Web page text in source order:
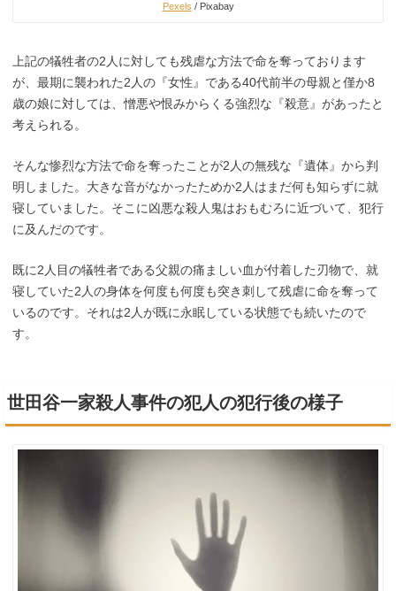
Pexels / Pixabay
上記の犠牲者の2人に対しても残虐な方法で命を奪っております
が、最期に襲われた2人の『女性』である40代前半の母親と僅か8
歳の娘に対しては、憎悪や恨みからくる強烈な『殺意』があったと
考えられる。
そんな惨烈な方法で命を奪ったことが2人の無残な『遺体』から判
明しました。大きな音がなかったためか2人はまだ何も知らずに就
寝していました。そこに凶悪な殺人鬼はおもむろに近づいて、犯行
に及んだのです。
既に2人目の犠牲者である父親の痛ましい血が付着した刃物で、就
寝していた2人の身体を何度も何度も突き刺して残虐に命を奪って
いるのです。それは2人が既に永眠している状態でも続いたので
す。
世田谷一家殺人事件の犯人の犯行後の様子